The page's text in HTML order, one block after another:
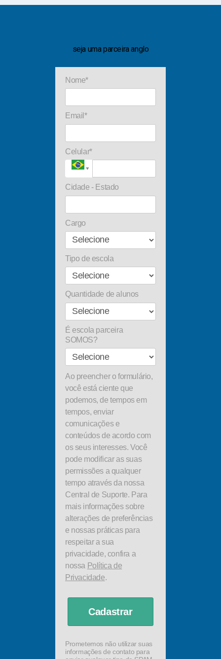
seja uma parceira anglo
Nome*
Email*
Celular*
Cidade - Estado
Cargo
Tipo de escola
Quantidade de alunos
É escola parceira
SOMOS?
Ao preencher o formulário,
você está ciente que
podemos, de tempos em
tempos, enviar
comunicações e
conteúdos de acordo com
os seus interesses. Você
pode modificar as suas
permissões a qualquer
tempo através da nossa
Central de Suporte. Para
mais informações sobre
alterações de preferências
e nossas práticas para
respeitar a sua
privacidade, confira a
nossa Política de
Privacidade.
Cadastrar
Prometemos não utilizar suas
informações de contato para